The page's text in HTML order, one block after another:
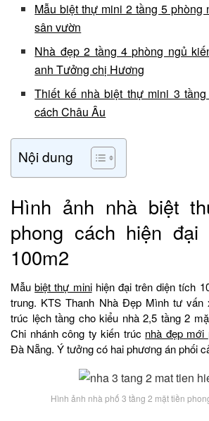
Mẫu biệt thự mini 2 tầng 5 phòng
sân vườn
Nhà đẹp 2 tầng 4 phòng ngủ
anh Tưởng chị Hương
Thiết kế nhà biệt thự mini 3
cách Châu Âu
Nội dung
Hình ảnh nhà biệt
phong cách hiện
100m2
Mẫubiệt thự minihiện đại trên diện tích
trung. KTS Thanh Nhà Đẹp Mình tư vấn
trúc lệch tầng cho kiểu nhà 2,5 tầng 2
Chi nhánh công ty kiến trúc nhà đẹp mới
Đà Nẵng. Ý tưởng có hai phương án phối
Hình ảnh nhà phố 3 tầng 2 mặt tiền